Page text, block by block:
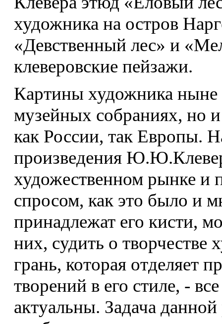
художника на остров
«Девственный лес» и
клеверовские пейзажи.
Картины художника ныне
музейных собраниях, но
как России, так Европы.
произведения
художественном рынке и
спросом, как это было и
принадлежат его кисти,
них, судить о творчестве
грань, которая отделяет
творений в его стиле, -
актуальны. Задача